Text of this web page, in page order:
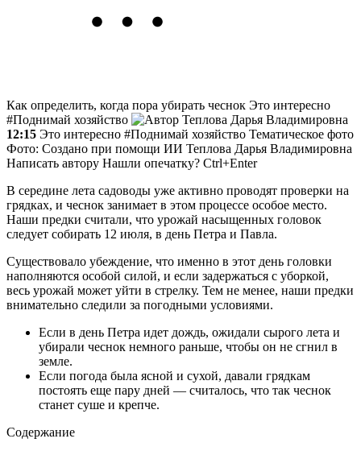
Как определить, когда пора убирать чеснок Это интересно
#Поднимай хозяйство
Теплова Дарья Владимировна
12:15 Это интересно #Поднимай хозяйство Тематическое фото
Фото: Создано при помощи ИИ Теплова Дарья Владимировна
Написать автору Нашли опечатку? Ctrl+Enter
В середине лета садоводы уже активно проводят проверки на
грядках, и чеснок занимает в этом процессе особое место.
Наши предки считали, что урожай насыщенных головок
следует собирать 12 июля, в день Петра и Павла.
Существовало убеждение, что именно в этот день головки
наполняются особой силой, и если задержаться с уборкой,
весь урожай может уйти в стрелку. Тем не менее, наши предки
внимательно следили за погодными условиями.
Если в день Петра идет дождь, ожидали сырого лета и
убирали чеснок немного раньше, чтобы он не сгнил в
земле.
Если погода была ясной и сухой, давали грядкам
постоять еще пару дней — считалось, что так чеснок
станет суше и крепче.
Содержание